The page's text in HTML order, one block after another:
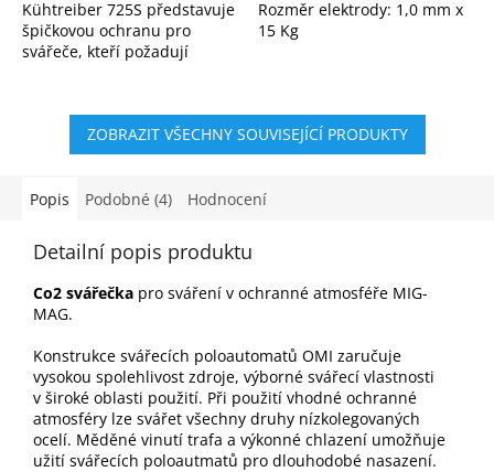
Kühtreiber 725S představuje
špičkovou ochranu pro
svářeče, kteří požadují
Tento model je ideální
volbou jak pro...
Rozměr elektrody: 1,0 mm x
15 Kg
ZOBRAZIT VŠECHNY SOUVISEJÍCÍ PRODUKTY
Popis Podobné (4) Hodnocení
Detailní popis produktu
Co2 svářečka pro sváření v ochranné atmosféře MIG-
MAG.
Konstrukce svářecích poloautomatů OMI zaručuje
vysokou spolehlivost zdroje, výborné svářecí vlastnosti
v široké oblasti použití. Při použití vhodné ochranné
atmosféry lze svářet všechny druhy nízkolegovaných
ocelí. Měděné vinutí trafa a výkonné chlazení umožňuje
užití svářecích poloautmatů pro dlouhodobé nasazení.